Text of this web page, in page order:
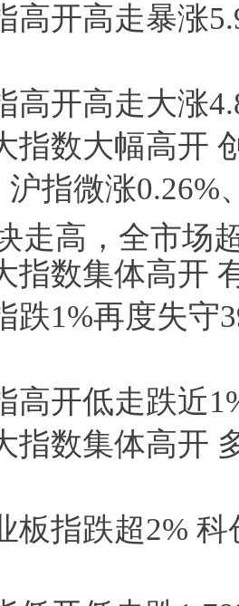
高开高走暴涨
高开高走大涨
指数大幅高开
指微涨0.26%
走高，全市场
指数集体高开
跌1%再度失守
高开低走跌近
指数集体高开
板指跌超2% 科